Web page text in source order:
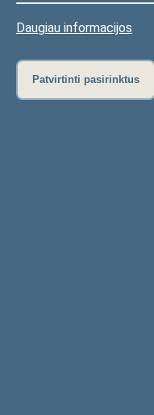
Daugiau informacijos
Patvirtinti pasirinktus